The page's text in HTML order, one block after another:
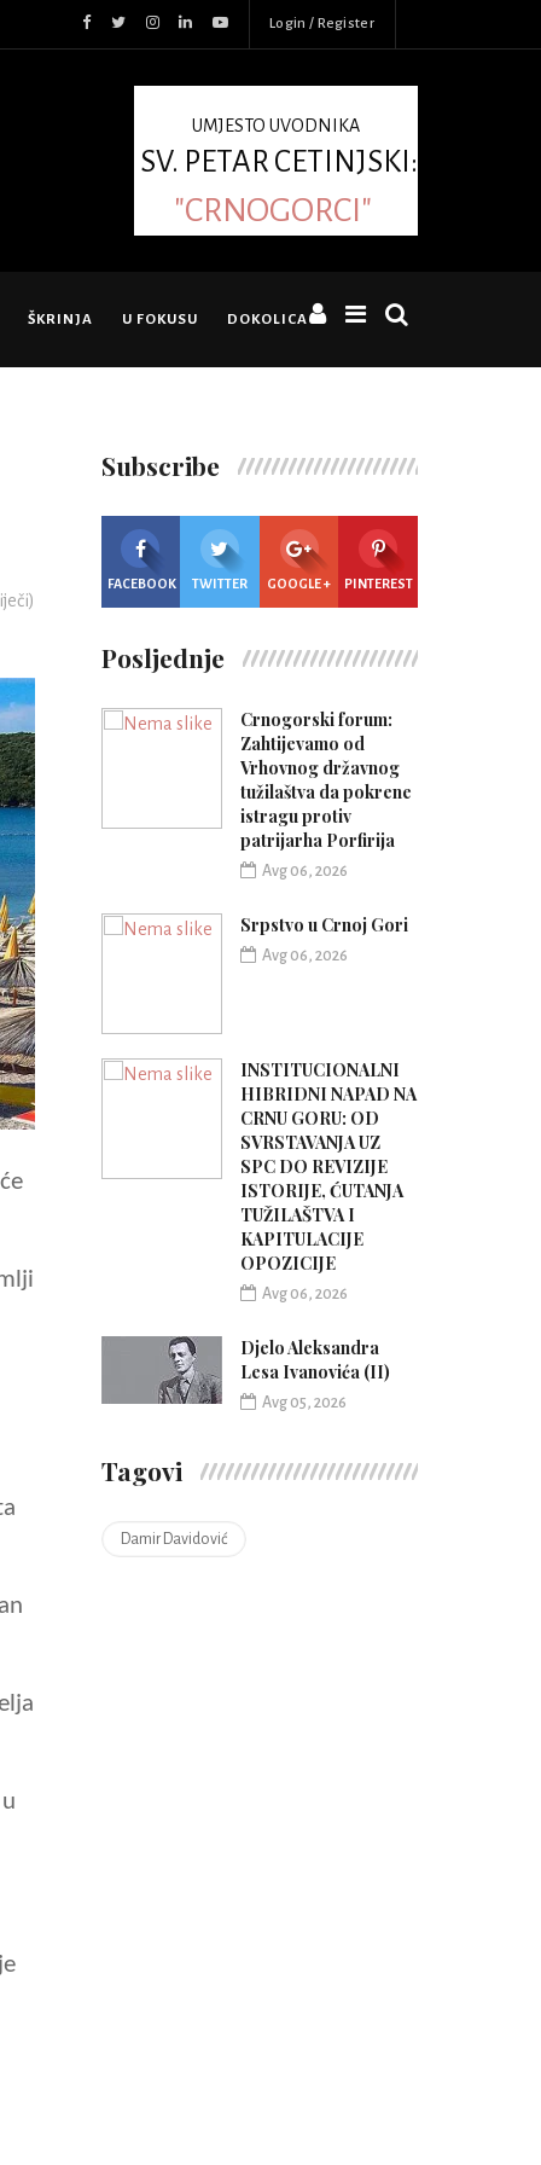
Login / Register
UMJESTO UVODNIKA
SV. PETAR CETINJSKI:
"CRNOGORCI"
ŠKRINJA U FOKUSU DOKOLICA
Subscribe
FACEBOOK TWITTER GOOGLE + PINTEREST
Posljednje
Crnogorski forum:
Zahtijevamo od
Vrhovnog državnog
tužilaštva da pokrene
istragu protiv
patrijarha Porfirija
Avg 06, 2026
Srpstvo u Crnoj Gori
Avg 06, 2026
INSTITUCIONALNI
HIBRIDNI NAPAD NA
CRNU GORU: OD
SVRSTAVANJA UZ
SPC DO REVIZIJE
ISTORIJE, ĆUTANJA
TUŽILAŠTVA I
KAPITULACIJE
OPOZICIJE
Avg 06, 2026
Djelo Aleksandra
Lesa Ivanovića (II)
Avg 05, 2026
Tagovi
Damir Davidović